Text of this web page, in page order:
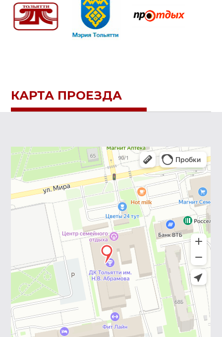
КАРТА ПРОЕЗДА